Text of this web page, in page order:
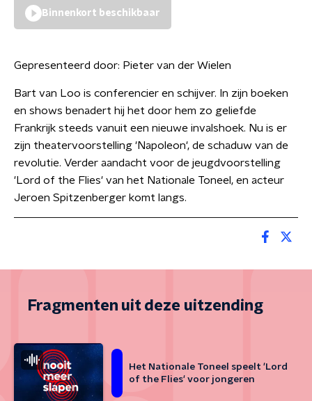
Binnenkort beschikbaar
Gepresenteerd door: Pieter van der Wielen
Bart van Loo is conferencier en schijver. In zijn boeken
en shows benadert hij het door hem zo geliefde
Frankrijk steeds vanuit een nieuwe invalshoek. Nu is er
zijn theatervoorstelling 'Napoleon', de schaduw van de
revolutie. Verder aandacht voor de jeugdvoorstelling
'Lord of the Flies' van het Nationale Toneel, en acteur
Jeroen Spitzenberger komt langs.
Fragmenten uit deze uitzending
Het Nationale Toneel speelt 'Lord
of the Flies' voor jongeren